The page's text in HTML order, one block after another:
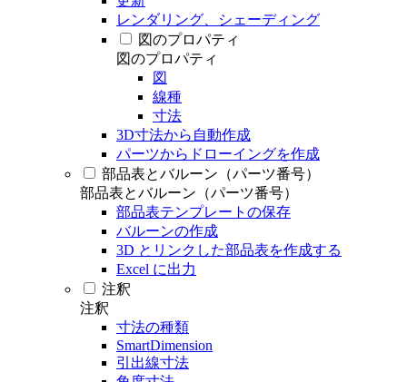
レンダリング、シェーディング
図のプロパティ
図のプロパティ
図
線種
寸法
3D寸法から自動作成
パーツからドローイングを作成
部品表とバルーン（パーツ番号）
部品表とバルーン（パーツ番号）
部品表テンプレートの保存
バルーンの作成
3D とリンクした部品表を作成する
Excel に出力
注釈
注釈
寸法の種類
SmartDimension
引出線寸法